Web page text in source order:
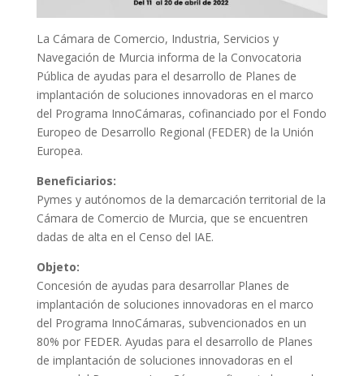
La Cámara de Comercio, Industria, Servicios y
Navegación de Murcia informa de la Convocatoria
Pública de ayudas para el desarrollo de Planes de
implantación de soluciones innovadoras en el marco
del Programa InnoCámaras, cofinanciado por el Fondo
Europeo de Desarrollo Regional (FEDER) de la Unión
Europea.
Beneficiarios:
Pymes y autónomos de la demarcación territorial de la
Cámara de Comercio de Murcia, que se encuentren
dadas de alta en el Censo del IAE.
Objeto:
Concesión de ayudas para desarrollar Planes de
implantación de soluciones innovadoras en el marco
del Programa InnoCámaras, subvencionados en un
80% por FEDER. Ayudas para el desarrollo de Planes
de implantación de soluciones innovadoras en el